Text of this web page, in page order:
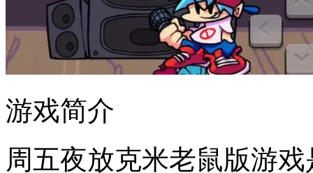
游戏简介
周五夜放克米老鼠版游